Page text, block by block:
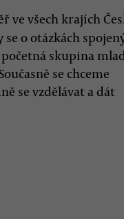
ve všech krajích
o otázkách
skupina
se chceme
se vzdělávat a dát